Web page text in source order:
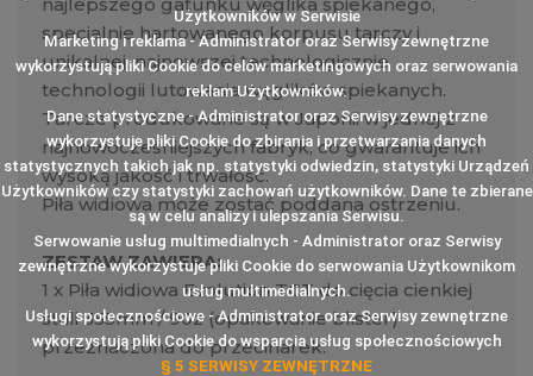
specjalnie hartowanego korpusu tarczy i
unikalnej, najnowszej technologicznie
technologii lutowania węglików spiekanych.
Tarcze produkowane są w Japonii w jednej z
najnowocześniejszych fabryk, co gwarantuje ich
wysoką jakość i trwałość.
Piła widiowa może zostać poddana ostrzeniu.
ZESTAW ZAWIERA:
1 x Piła widiowa Evolution TCT do cięcia cienkiej
stali 355mm / 90z (opakowanie blister)
przeznaczona do przecinarek.
Użytkowników w Serwisie
Marketing i reklama - Administrator oraz Serwisy zewnętrzne
wykorzystują pliki Cookie do celów marketingowych oraz serwowania
reklam Użytkowników.
Dane statystyczne - Administrator oraz Serwisy zewnętrzne
wykorzystuje pliki Cookie do zbirania i przetwarzania danych
statystycznych takich jak np. statystyki odwiedzin, statystyki Urządzeń
Użytkowników czy statystyki zachowań użytkowników. Dane te zbierane
są w celu analizy i ulepszania Serwisu.
Serwowanie usług multimedialnych - Administrator oraz Serwisy
zewnętrzne wykorzystuje pliki Cookie do serwowania Użytkownikom
usług multimedialnych.
Usługi społecznościowe - Administrator oraz Serwisy zewnętrzne
wykorzystują pliki Cookie do wsparcia usług społecznościowych
§ 5 SERWISY ZEWNĘTRZNE